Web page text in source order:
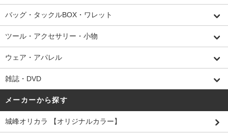
バッグ・タックルBOX・ワレット
ツール・アクセサリー・小物
ウェア・アパレル
雑誌・DVD
メーカーから探す
城峰オリカラ 【オリジナルカラー】